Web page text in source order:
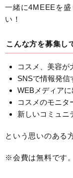
一緒に4MEEEを盛
い！
こんな方を募集し
コスメ、美容が
SNSで情報発信
WEBメディア
コスメのモニタ
新しいコミュニ
という思いのある
※会費は無料です。